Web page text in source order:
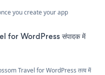
you create your app
for WordPress संपादक में
Travel for WordPress तत्व में